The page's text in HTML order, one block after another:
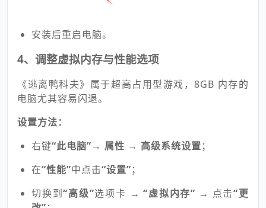
安装后重启电脑。
4、调整虚拟内存与性能选项
《逃离鸭科夫》属于超高占用型游戏，8GB 内存的
电脑尤其容易闪退。
设置方法：
右键“此电脑”→ 属性 → 高级系统设置；
在“性能”中点击“设置”；
切换到“高级”选项卡 →“虚拟内存” → 点击“更